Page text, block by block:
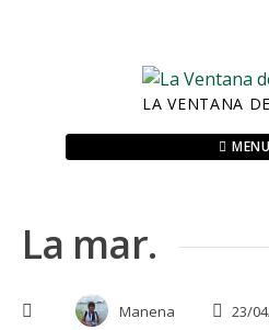
LA VENTANA
MENU
La mar.
Manena 23/